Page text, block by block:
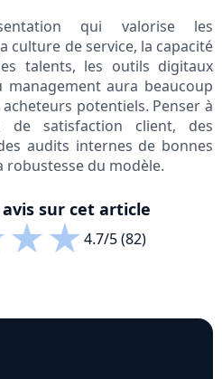
qui valorise les
culture de service, la capacité
talents, les outils digitaux
aura beaucoup
potentiels. Penser à
de satisfaction client, des
audits internes de bonnes
du modèle.
sur cet article
★★4.7/5 (82)